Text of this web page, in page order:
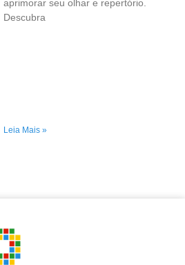
aprimorar seu olhar e repertório.
Descubra
Leia Mais »